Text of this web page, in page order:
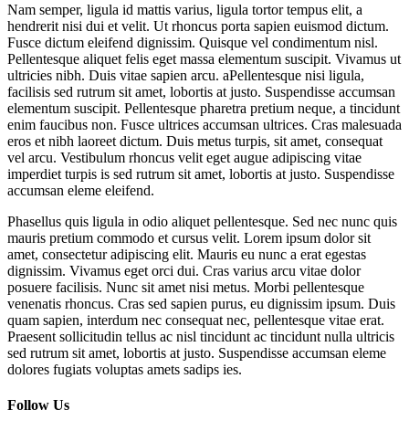
Nam semper, ligula id mattis varius, ligula tortor tempus elit, a
hendrerit nisi dui et velit. Ut rhoncus porta sapien euismod dictum.
Fusce dictum eleifend dignissim. Quisque vel condimentum nisl.
Pellentesque aliquet felis eget massa elementum suscipit. Vivamus ut
ultricies nibh. Duis vitae sapien arcu. aPellentesque nisi ligula,
facilisis sed rutrum sit amet, lobortis at justo. Suspendisse accumsan
elementum suscipit. Pellentesque pharetra pretium neque, a tincidunt
enim faucibus non. Fusce ultrices accumsan ultrices. Cras malesuada
eros et nibh laoreet dictum. Duis metus turpis, sit amet, consequat
vel arcu. Vestibulum rhoncus velit eget augue adipiscing vitae
imperdiet turpis is sed rutrum sit amet, lobortis at justo. Suspendisse
accumsan eleme eleifend.
Phasellus quis ligula in odio aliquet pellentesque. Sed nec nunc quis
mauris pretium commodo et cursus velit. Lorem ipsum dolor sit
amet, consectetur adipiscing elit. Mauris eu nunc a erat egestas
dignissim. Vivamus eget orci dui. Cras varius arcu vitae dolor
posuere facilisis. Nunc sit amet nisi metus. Morbi pellentesque
venenatis rhoncus. Cras sed sapien purus, eu dignissim ipsum. Duis
quam sapien, interdum nec consequat nec, pellentesque vitae erat.
Praesent sollicitudin tellus ac nisl tincidunt ac tincidunt nulla ultricis
sed rutrum sit amet, lobortis at justo. Suspendisse accumsan eleme
dolores fugiats voluptas amets sadips ies.
Follow Us